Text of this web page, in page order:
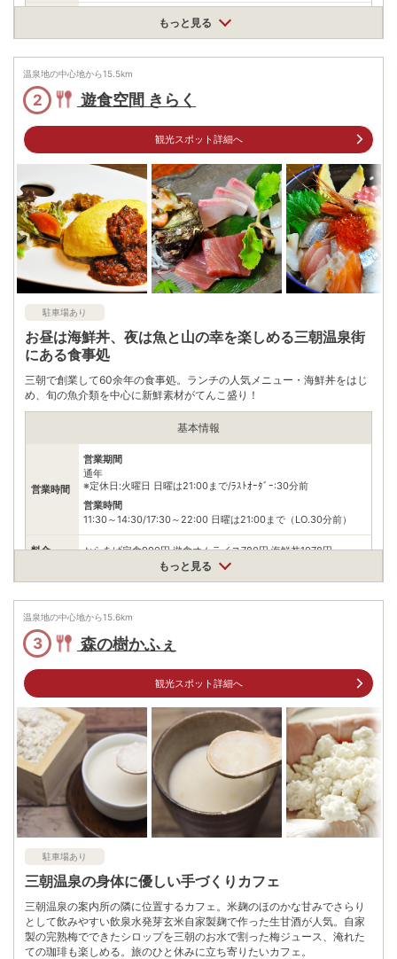
鳥取県三朝町横手15-1
院庄ICから約60分
公共交通機関
JR倉吉駅からタクシーで約15分
0858430431
※ 掲載情報は変更になる場合があります。最新の内容はご利用前にご自身でお
問合せください。
※ 料金情報は税込・税抜表記が混ざっております。正しい金額はご利用前にご
自身でお問合せください。
もっと見る
温泉地の中心地から15.5km
2 遊食空間 きらく
観光スポット詳細へ
駐車場あり
お昼は海鮮丼、夜は魚と山の幸を楽しめる三朝温泉街
にある食事処
三朝で創業して60余年の食事処。ランチの人気メニュー・海鮮丼をはじ
め、旬の魚介類を中心に新鮮素材がてんこ盛り！
基本情報
営業時間
営業期間
通年
※定休日:火曜日 日曜は21:00まで/ﾗｽﾄｵｰﾀﾞｰ:30分前
営業時間
11:30～14:30/17:30～22:00 日曜は21:00まで（LO.30分前）
料金 からあげ定食990円 遊食オムライス780円 海鮮丼1078円
アクセス
住所
車
JR倉吉駅から車で約10分
公共交通機関
JR倉吉駅下車→三朝温泉行のバスに乗り換え約20分
→温泉南口下車徒歩約1分
駐車場 無料（10台）
電話番号 0858430043
※ 掲載情報は変更になる場合があります。最新の内容はご利用前にご自身でお
問合せください。
※ 料金情報は税込・税抜表記が混ざっております。正しい金額はご利用前にご
自身でお問合せください。
もっと見る
温泉地の中心地から15.6km
3 森の樹かふぇ
観光スポット詳細へ
駐車場あり
三朝温泉の身体に優しい手づくりカフェ
三朝温泉の案内所の隣に位置するカフェ。米麹のほのかな甘みでさらり
として飲みやすい飲泉水発芽玄米自家製麹で作った生甘酒が人気。自家
製の完熟梅でできたシロップを三朝のお水で割った梅ジュース、淹れた
ての珈琲も楽しめる。旅のひと休みに立ち寄りたいカフェ。